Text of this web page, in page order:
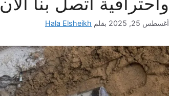
أغسطس 25, 2025 بقلم Hala Elsheikh